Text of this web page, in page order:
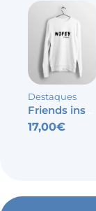
Destaques
17,00€